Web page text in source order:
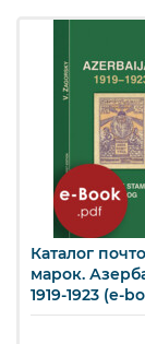
Каталог
марок.
1919-1923 (e-